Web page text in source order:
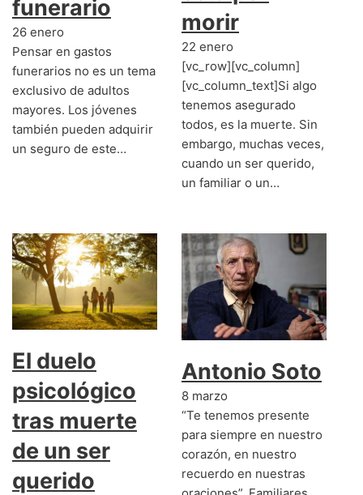
funerario
26 enero
Pensar en gastos
funerarios no es un tema
exclusivo de adultos
mayores. Los jóvenes
también pueden adquirir
un seguro de este…
morir
22 enero
[vc_row][vc_column]
[vc_column_text]Si algo
tenemos asegurado
todos, es la muerte. Sin
embargo, muchas veces,
cuando un ser querido,
un familiar o un…
El duelo
psicológico
tras muerte
de un ser
querido
Antonio Soto
8 marzo
“Te tenemos presente
para siempre en nuestro
corazón, en nuestro
recuerdo en nuestras